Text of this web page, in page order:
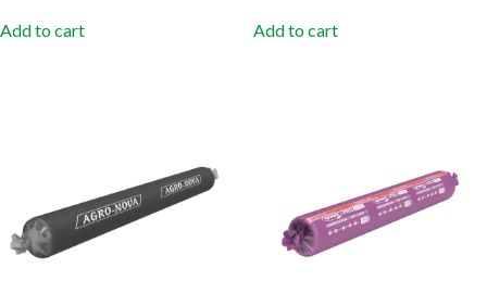
Add to cart Add to cart